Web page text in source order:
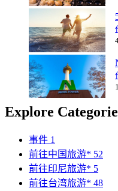
Explore
事件 1
前往中国旅游* 52
前往印尼旅游* 5
前往台湾旅游* 48